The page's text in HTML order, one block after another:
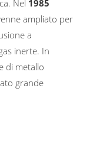
Nel 1985
ampliato per
a
inerte. In
di metallo
grande